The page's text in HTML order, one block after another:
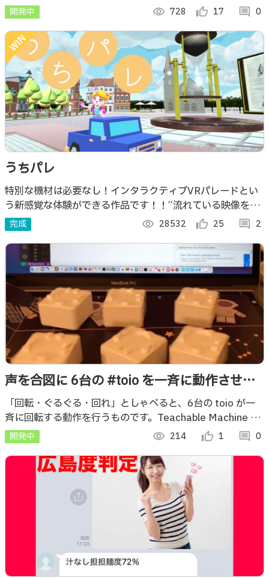
たい方はリンクをクリックしてお使いください！
開発中 visibility 728 thumb_up_alt 17 comment 0
うちパレ
特別な機材は必要なし！インタラクティブVRパレードとい
う新感覚な体験ができる作品です！！”流れている映像をた
だ観る360度パレード動画の時代に終止符を打ちたい”そん
な想いで創り上げました。
完成 visibility 28532 thumb_up_alt 25 comment 2
声を合図に 6台の #toio​ を一斉に動作させる
（Teachable Machine を利用）
「回転・ぐるぐる・回れ」としゃべると、6台の toio が一
斉に回転する動作を行うものです。Teachable Machine を
使った音の機械学習を組み合わせて作っています。
開発中 visibility 214 thumb_up_alt 1 comment 0